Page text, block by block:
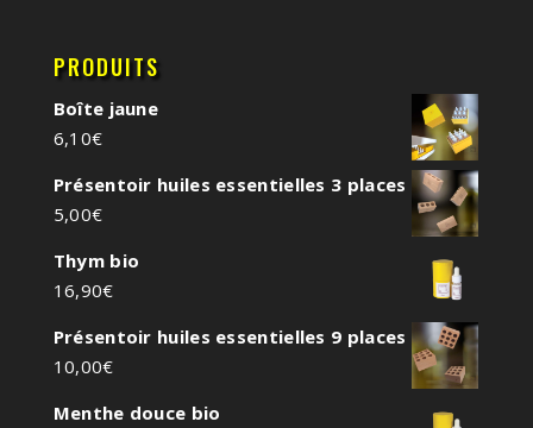
PRODUITS
Boîte jaune
6,10€
Présentoir huiles essentielles 3 places
5,00€
Thym bio
16,90€
Présentoir huiles essentielles 9 places
10,00€
Menthe douce bio